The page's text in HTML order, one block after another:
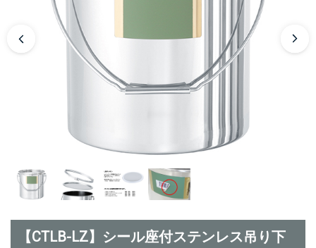
【CTLB-LZ】シール座付ステンレス吊り下